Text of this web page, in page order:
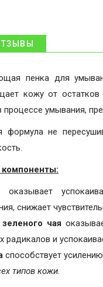
пенка для
кожу от
процессе умывания,
формула не
оказывает
снижает
чая
радикалов и
способствует
типов кожи.